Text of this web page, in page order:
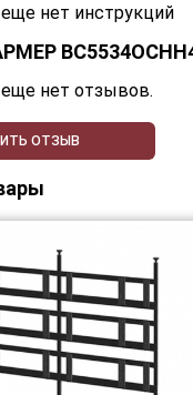
нет инструкций
нет отзывов.
ОТЗЫВ